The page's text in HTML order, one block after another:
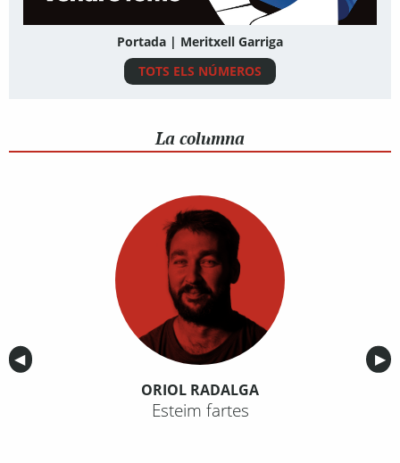
Portada | Meritxell Garriga
TOTS ELS NÚMEROS
La columna
Anterior
◀︎ ▶︎
ORIOL RADALGA
Esteim fartes